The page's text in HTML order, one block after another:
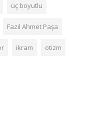
üç boyutlu
Fazıl Ahmet Paşa
ikram otizm